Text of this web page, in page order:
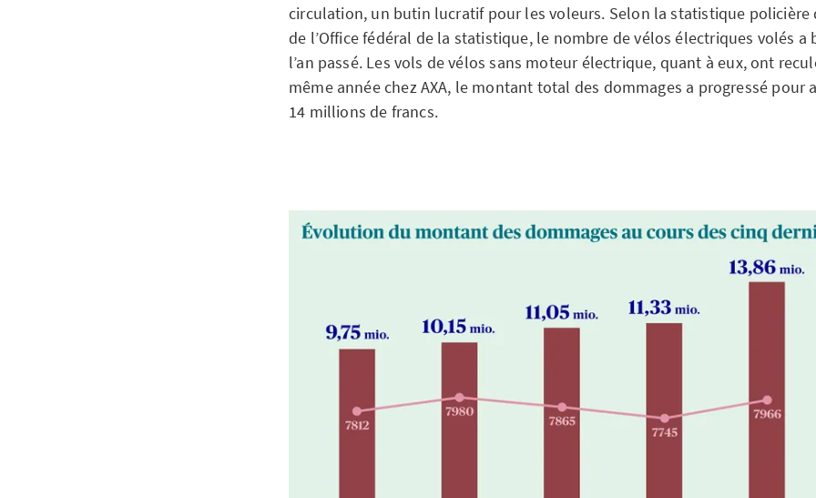
circulation, un butin lucratif pour les voleurs. Selon la statistique policière
de l’Office fédéral de la statistique, le nombre de vélos électriques volés a
l’an passé. Les vols de vélos sans moteur électrique, quant à eux, ont
même année chez AXA, le montant total des dommages a progressé pour
14 millions de francs.